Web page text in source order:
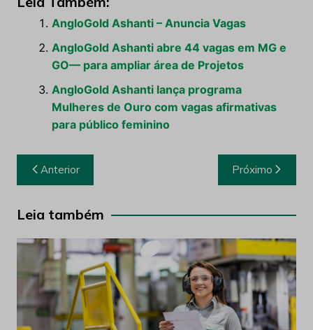
AngloGold Ashanti – Anuncia Vagas
AngloGold Ashanti abre 44 vagas em MG e
GO— para ampliar área de Projetos
AngloGold Ashanti lança programa
Mulheres de Ouro com vagas afirmativas
para público feminino
Navegação
de
Post
Anterior Próximo
Leia também